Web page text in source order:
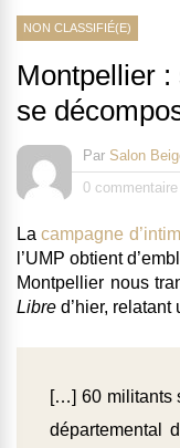
NON CLASSIFIÉ(E)
Montpellier :
se
Par Salon
0 commentaire
Lacampagne
l’UMP obtient
Montpellier nous
Libre d’hier,
[…] 60 militants
départemental